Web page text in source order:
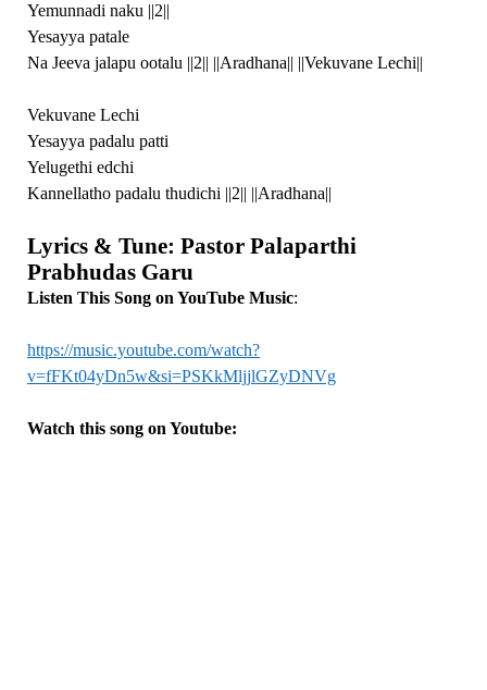
Yemunnadi naku ||2||
Yesayya patale
Na Jeeva jalapu ootalu ||2|| ||Aradhana|| ||Vekuvane Lechi||
Vekuvane Lechi
Yesayya padalu patti
Yelugethi edchi
Kannellatho padalu thudichi ||2|| ||Aradhana||
Lyrics & Tune: Pastor Palaparthi
Prabhudas Garu
Listen This Song on YouTube Music:
https://music.youtube.com/watch?
v=fFKt04yDn5w&si=PSKkMljjlGZyDNVg
Watch this song on Youtube: